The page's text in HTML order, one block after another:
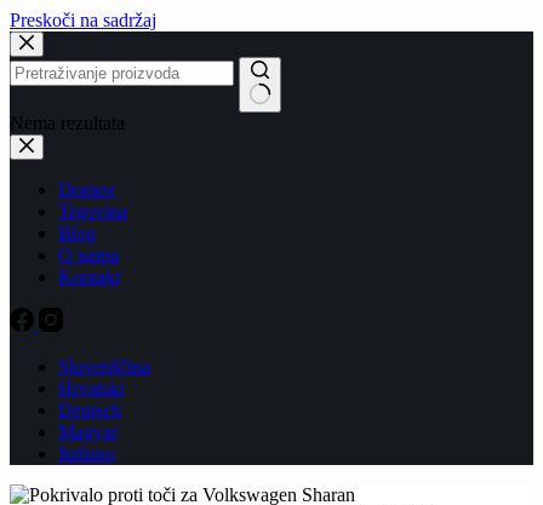
Preskoči na sadržaj
Nema rezultata
Domov
Trgovina
Blog
O nama
Kontakt
Slovenščina
Hrvatski
Deutsch
Magyar
Italiano